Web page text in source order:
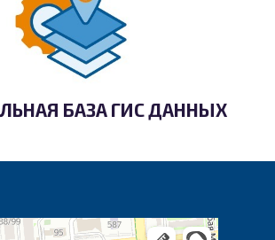
БАЗА ГИС ДАННЫХ